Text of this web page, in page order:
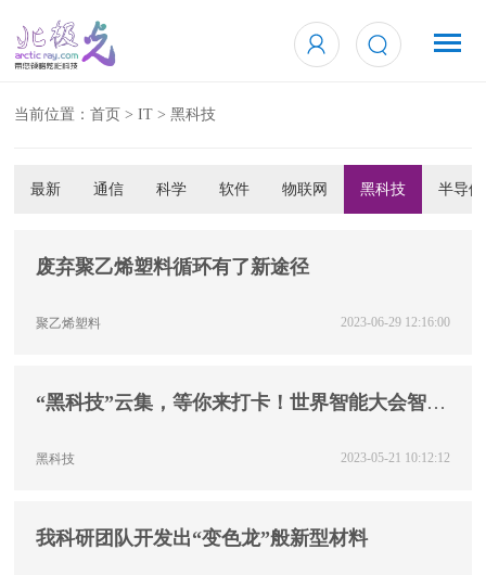
当前位置：首页 >IT >黑科技
最新 通信 科学 软件 物联网 黑科技 半导体
废弃聚乙烯塑料循环有了新途径
2023-06-29 12:16:00
聚乙烯塑料
“黑科技”云集，等你来打卡！世界智能大会智能
2023-05-21 10:12:12
黑科技
我科研团队开发出“变色龙”般新型材料